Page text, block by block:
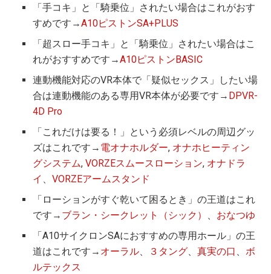
「手コキ」と「騎乗位」されたい場合はこれがおす
すめです→A10ピストンSA+PLUS
「超スロー手コキ」と「騎乗位」されたい場合はこ
れがおすすめです→A10ピストンBASIC
連動機能対応のVR本体で「疑似セックス」したい場
合は連動機能のある専用VR本体が必要です→ DPVR-
4D Pro
「これだけは要る！」という必須レベルの周辺グッ
ズはこれです→ 電オナホルダー, オナホヒーティン
グシステム,VORZEスムースローション, オナドラ
イ 、VORZEアームスタンド
「ローションがすぐ乾いて困るとき」の王道はこれ
です→ ブラン・シークレット（シック） 、 おなつゆ
「A10サイクロンSAにおすすめの専用ホール」の王
道はこれです→ オーラル、 ３タング、真実の口 、ボ
ルテックス